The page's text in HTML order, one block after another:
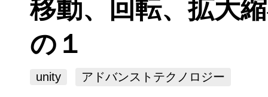
移動、回転、拡大
の１
unity アドバンストテクノロジー